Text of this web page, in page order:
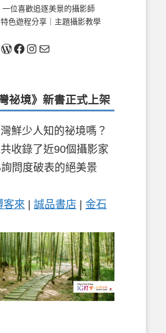
位喜歡追逐美景的攝影師
色遊程分享｜主題攝影教學
關於我 Facebook
Instagram
祕境》新書正式上架
鮮少人知的祕境嗎？
收錄了近90個攝影家
問度破表的絕美景
客來 | 誠品書店 | 金石